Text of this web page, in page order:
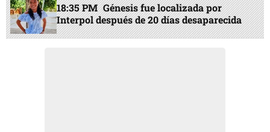
18:35 PM Génesis fue localizada por
Interpol después de 20 días desaparecida